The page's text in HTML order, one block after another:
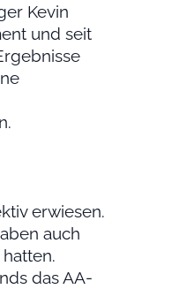
Kevin
und seit
erwiesen.
auch
das AA-